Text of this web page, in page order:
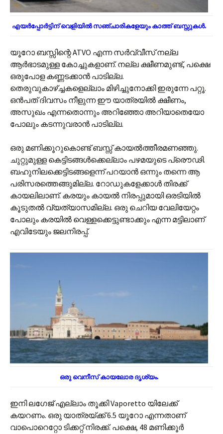
എയർപ്പോർട്ടിന് വെളിയിൽ സഞ്ചാരികളേയും കാത്ത് ബസ്സുകൾ.
യൂറോ ബസ്സിന്റെ ATVO എന്ന സർവ്വീസ് നല്ല
ആർഭാടമുള്ള കോച്ചുകളാണ്. നല്ല ക്ഷീണമുണ്ട്, പക്ഷെ
ഒരുപോള കണ്ണടക്കാൻ പാടില്ല.
തെരുവുകാഴ്ച്ചകളെല്ലാം മിഴിച്ചുനോക്കി ഇരുന്നേ പറ്റൂ.
ഒൻപത് ദിവസം നീളുന്ന ഈ യാത്രയിൽ ക്ഷീണം,
അസുഖം എന്നതൊന്നും അറിഞ്ഞോ അറിയാതെയോ
പോലും കടന്നുവരാൻ പാടില്ല.
ഒരു മണിക്കൂറുകൊണ്ട് ബസ്സ് കായൽത്തീരമണഞ്ഞു.
ചുറ്റുമുള്ള കെട്ടിടങ്ങൾക്കെല്ലാം പഴമയുടെ പ്രൌഢി.
ബഹുനിലക്കെട്ടിടങ്ങളെന്ന് പറയാൻ ഒന്നും തന്നെ ആ
പരിസരത്തെങ്ങുമില്ല. റോഡുകളേക്കാൾ തിരക്ക്
കായലിലാണ്. കരയും കായൽ നിരപ്പുമായി ഒരടിയിൽ
കൂടുതൽ വ്യത്യാസമില്ല. ഒരു ചെറിയ വേലിയേറ്റം
പോലും കരയിൽ വെള്ളക്കെട്ടുണ്ടാക്കും എന്ന മട്ടിലാണ്
എവിടേയും ജലനിരപ്പ്.
ഒരു വെനീസ് കായലോര ദൃശ്യം.
ഇനി ലഗേജ് എല്ലാം തൂക്കി Vaporetto യിലേക്ക്
കയറണം. ഒരു യാത്രയ്ക്ക് 6.5 യൂറോ എന്നതാണ്
വാപൊറെറ്റോ ടിക്കറ്റ് നിരക്ക്. പക്ഷെ, 48 മണിക്കൂർ